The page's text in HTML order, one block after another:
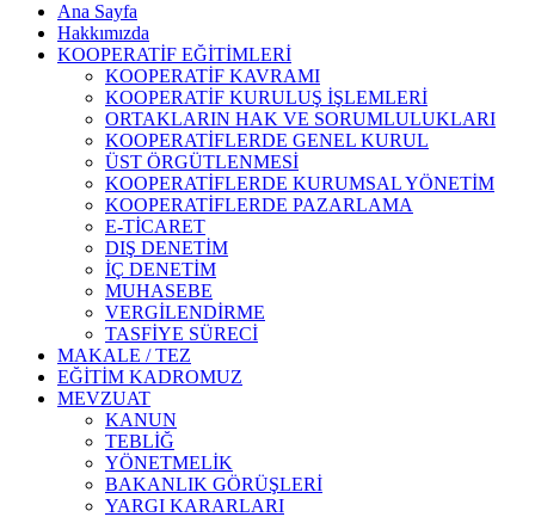
Ana Sayfa
Hakkımızda
KOOPERATİF EĞİTİMLERİ
KOOPERATİF KAVRAMI
KOOPERATİF KURULUŞ İŞLEMLERİ
ORTAKLARIN HAK VE SORUMLULUKLARI
KOOPERATİFLERDE GENEL KURUL
ÜST ÖRGÜTLENMESİ
KOOPERATİFLERDE KURUMSAL YÖNETİM
KOOPERATİFLERDE PAZARLAMA
E-TİCARET
DIŞ DENETİM
İÇ DENETİM
MUHASEBE
VERGİLENDİRME
TASFİYE SÜRECİ
MAKALE / TEZ
EĞİTİM KADROMUZ
MEVZUAT
KANUN
TEBLİĞ
YÖNETMELİK
BAKANLIK GÖRÜŞLERİ
YARGI KARARLARI